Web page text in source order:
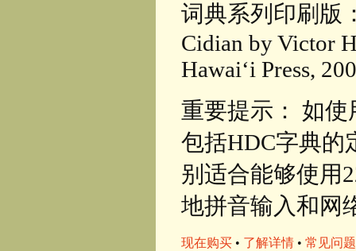
词典系列印刷版
Cidian by Victor
Hawaiʻi Press,
重要提示： 如
包括HDC字典的
别适合能够使用
地拼音输入和网
现在购买 • 了解详情 • 常见问